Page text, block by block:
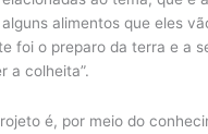
alimentos que eles
foi o preparo da terra e a
a colheita”.
é, por meio do